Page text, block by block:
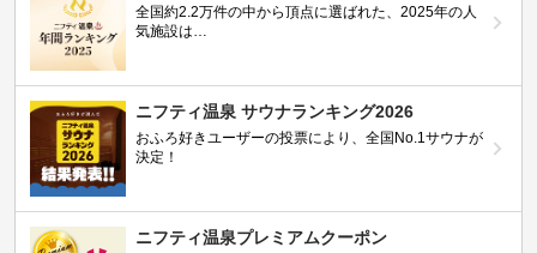
全国約2.2万件の中から頂点に選ばれた、2025年の人
気施設は…
ニフティ温泉 サウナランキング2026
おふろ好きユーザーの投票により、全国No.1サウナが
決定！
ニフティ温泉プレミアムクーポン